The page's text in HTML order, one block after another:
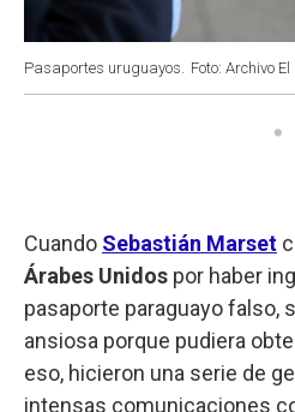
Pasaportes uruguayos. Foto: Archivo
Cuando Sebastián Marset
Árabes Unidos por haber
pasaporte paraguayo falso,
ansiosa porque pudiera
eso, hicieron una serie de
intensas comunicaciones